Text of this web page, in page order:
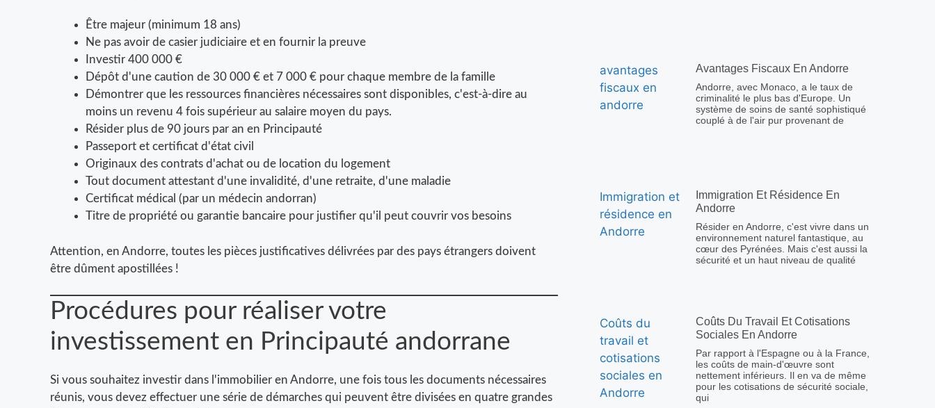
Être majeur (minimum 18 ans)
Ne pas avoir de casier judiciaire et en fournir la preuve
Investir 400 000 €
Dépôt d'une caution de 30 000 € et 7 000 € pour chaque membre de la famille
Démontrer que les ressources financières nécessaires sont disponibles, c'est-à-dire au
moins un revenu 4 fois supérieur au salaire moyen du pays.
Résider plus de 90 jours par an en Principauté
Passeport et certificat d'état civil
Originaux des contrats d'achat ou de location du logement
Tout document attestant d'une invalidité, d'une retraite, d'une maladie
Certificat médical (par un médecin andorran)
Titre de propriété ou garantie bancaire pour justifier qu'il peut couvrir vos besoins
Attention, en Andorre, toutes les pièces justificatives délivrées par des pays étrangers doivent
être dûment apostillées !
Procédures pour réaliser votre
investissement en Principauté andorrane
Si vous souhaitez investir dans l'immobilier en Andorre, une fois tous les documents nécessaires
réunis, vous devez effectuer une série de démarches qui peuvent être divisées en quatre grandes
Avantages Fiscaux En Andorre
Andorre, avec Monaco, a le taux de
criminalité le plus bas d'Europe. Un
système de soins de santé sophistiqué
couplé à de l'air pur provenant de
Immigration Et Résidence En
Andorre
Résider en Andorre, c'est vivre dans un
environnement naturel fantastique, au
cœur des Pyrénées. Mais c'est aussi la
sécurité et un haut niveau de qualité
Coûts Du Travail Et Cotisations
Sociales En Andorre
Par rapport à l'Espagne ou à la France,
les coûts de main-d'œuvre sont
nettement inférieurs. Il en va de même
pour les cotisations de sécurité sociale,
qui